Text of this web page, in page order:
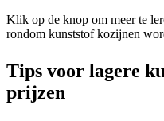
Klik op de knop om meer te
rondom kunststof kozijnen
Tips voor lagere
prijzen